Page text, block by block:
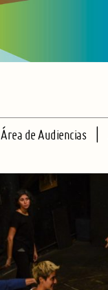
Área de Audiencias